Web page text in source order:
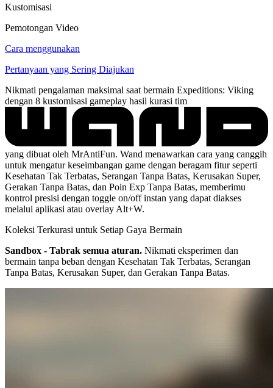
Kustomisasi
Pemotongan Video
Cara menggunakan
Pertanyaan yang Sering Diajukan
Nikmati pengalaman maksimal saat bermain Expeditions: Viking
dengan 8 kustomisasi gameplay hasil kurasi tim
yang dibuat oleh MrAntiFun. Wand menawarkan cara yang canggih
untuk mengatur keseimbangan game dengan beragam fitur seperti
Kesehatan Tak Terbatas, Serangan Tanpa Batas, Kerusakan Super,
Gerakan Tanpa Batas, dan Poin Exp Tanpa Batas, memberimu
kontrol presisi dengan toggle on/off instan yang dapat diakses
melalui aplikasi atau overlay Alt+W.
Koleksi Terkurasi untuk Setiap Gaya Bermain
Sandbox - Tabrak semua aturan. Nikmati eksperimen dan
bermain tanpa beban dengan Kesehatan Tak Terbatas, Serangan
Tanpa Batas, Kerusakan Super, dan Gerakan Tanpa Batas.